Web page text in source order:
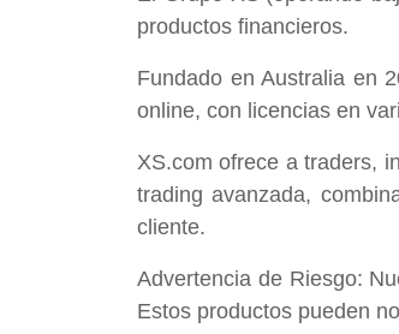
productos financieros.
Fundado en Australia en
online, con licencias en
XS.com ofrece a traders,
trading avanzada,
cliente.
Advertencia de Riesgo:
Estos productos pueden